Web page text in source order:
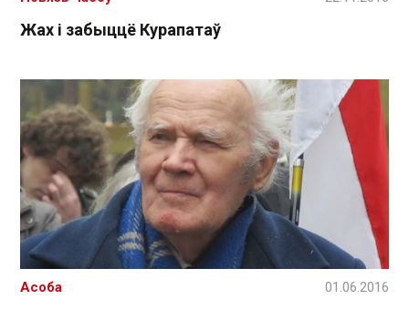
Жах і забыццё Курапатаў
Асоба 01.06.2016